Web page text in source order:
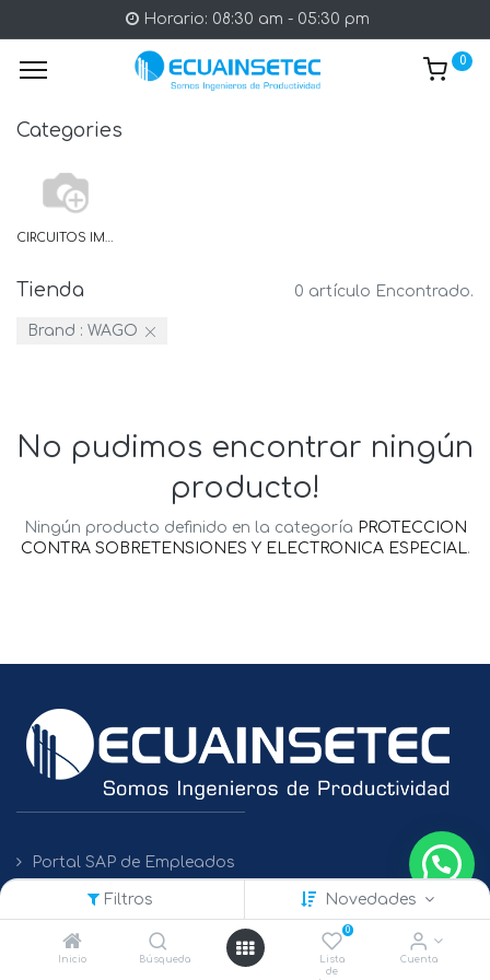
Filtros Novedades
Inicio Búsqueda
0
Lista
de
Cuenta
Horario: 08:30 am - 05:30 pm
0
Categories
CIRCUITOS IMPRESOS
Tienda 0 artículo Encontrado.
Brand : WAGO
No pudimos encontrar ningún
producto!
Ningún producto definido en la categoría PROTECCION
CONTRA SOBRETENSIONES Y ELECTRONICA ESPECIAL.
Portal SAP de Empleados
Políticas de Protección de Datos